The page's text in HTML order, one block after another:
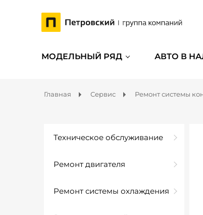
МОДЕЛЬНЫЙ РЯД АВТО В
Главная Сервис Ремонт системы
Техническое обслуживание
Ремонт двигателя
Ремонт системы охлаждения